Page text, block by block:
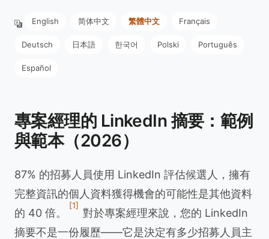
English 简体中文 繁體中文 Français
Deutsch 日本語 한국어 Polski Português
Español
專案經理的 LinkedIn 摘要：範例
與範本（2026）
87% 的招募人員使用 LinkedIn 評估候選人，擁有
完整資訊的個人資料獲得機會的可能性是其他資料
的 40 倍。
[1]
對於專案經理來說，您的 LinkedIn
摘要不是一份履歷——它是決定有多少招募人員主